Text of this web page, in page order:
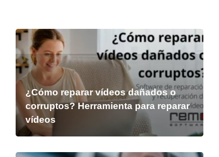
¿Cómo reparar vídeos dañados o
corruptos? Herramienta para reparar
vídeos